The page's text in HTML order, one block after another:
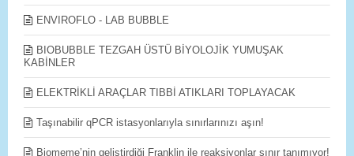
ENVIROFLO - LAB BUBBLE
BIOBUBBLE TEZGAH ÜSTÜ BİYOLOJİK YUMUŞAK
KABİNLER
ELEKTRİKLİ ARAÇLAR TIBBİ ATIKLARI TOPLAYACAK
Taşınabilir qPCR istasyonlarıyla sınırlarınızı aşın!
Biomeme’nin geliştirdiği Franklin ile reaksiyonlar sınır tanımıyor!